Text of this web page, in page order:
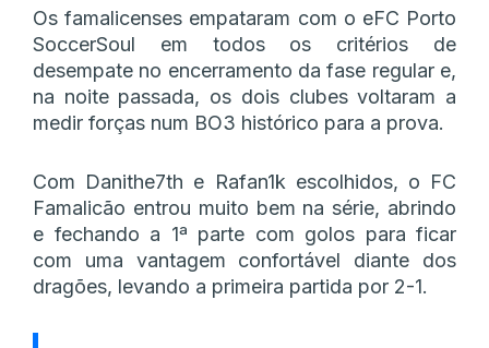
Os famalicenses empataram com o eFC Porto
SoccerSoul em todos os critérios de
desempate no encerramento da fase regular e,
na noite passada, os dois clubes voltaram a
medir forças num BO3 histórico para a prova.
Com Danithe7th e Rafan1k escolhidos, o FC
Famalicão entrou muito bem na série, abrindo
e fechando a 1ª parte com golos para ficar
com uma vantagem confortável diante dos
dragões, levando a primeira partida por 2-1.